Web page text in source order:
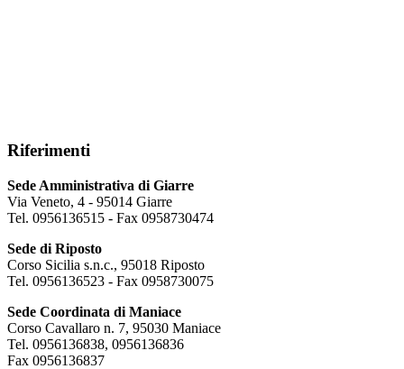
Riferimenti
Sede Amministrativa di Giarre
Via Veneto, 4 - 95014 Giarre
Tel. 0956136515 - Fax 0958730474
Sede di Riposto
Corso Sicilia s.n.c., 95018 Riposto
Tel. 0956136523 - Fax 0958730075
Sede Coordinata di Maniace
Corso Cavallaro n. 7, 95030 Maniace
Tel. 0956136838, 0956136836
Fax 0956136837